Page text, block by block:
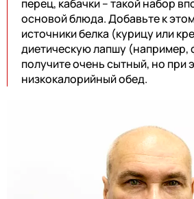
перец, кабачки – такой набор
основой блюда. Добавьте к
источники белка (курицу или
диетическую лапшу (например,
получите очень сытный, но при
низкокалорийный обед.